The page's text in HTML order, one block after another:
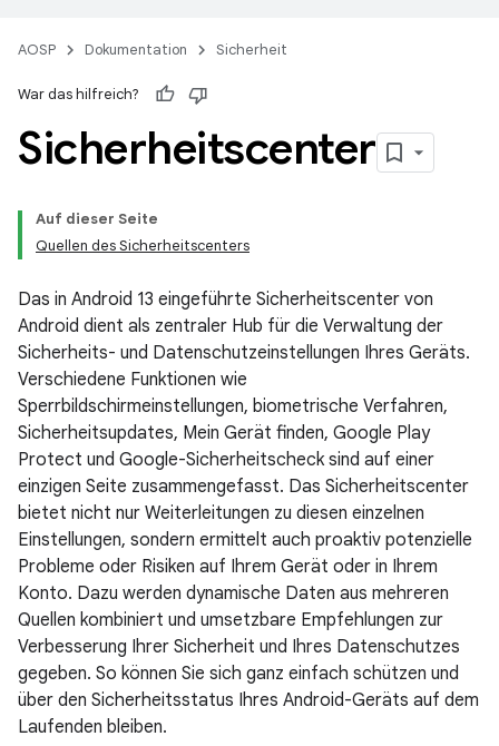
AOSP Dokumentation Sicherheit
War das hilfreich?
Sicherheitscenter
Auf dieser Seite
Quellen des Sicherheitscenters
Das in Android 13 eingeführte Sicherheitscenter von
Android dient als zentraler Hub für die Verwaltung der
Sicherheits- und Datenschutzeinstellungen Ihres Geräts.
Verschiedene Funktionen wie
Sperrbildschirmeinstellungen, biometrische Verfahren,
Sicherheitsupdates, Mein Gerät finden, Google Play
Protect und Google-Sicherheitscheck sind auf einer
einzigen Seite zusammengefasst. Das Sicherheitscenter
bietet nicht nur Weiterleitungen zu diesen einzelnen
Einstellungen, sondern ermittelt auch proaktiv potenzielle
Probleme oder Risiken auf Ihrem Gerät oder in Ihrem
Konto. Dazu werden dynamische Daten aus mehreren
Quellen kombiniert und umsetzbare Empfehlungen zur
Verbesserung Ihrer Sicherheit und Ihres Datenschutzes
gegeben. So können Sie sich ganz einfach schützen und
über den Sicherheitsstatus Ihres Android-Geräts auf dem
Laufenden bleiben.